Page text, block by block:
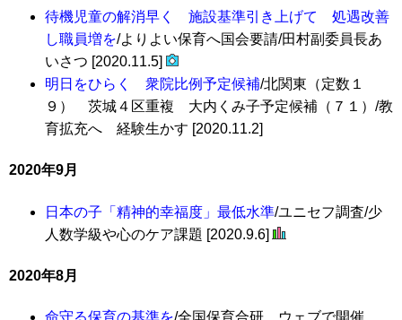
待機児童の解消早く 施設基準引き上げて 処遇改善
し職員増を/よりよい保育へ国会要請/田村副委員長あ
いさつ [2020.11.5]
明日をひらく 衆院比例予定候補/北関東（定数１
９） 茨城４区重複 大内くみ子予定候補（７１）/教
育拡充へ 経験生かす [2020.11.2]
2020年9月
日本の子「精神的幸福度」最低水準/ユニセフ調査/少
人数学級や心のケア課題 [2020.9.6]
2020年8月